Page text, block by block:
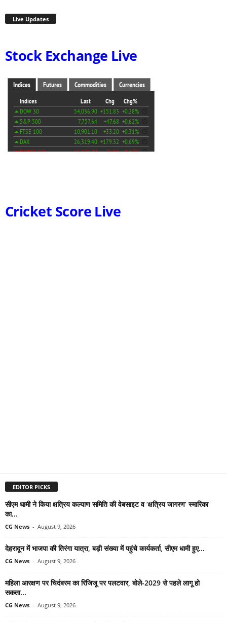
Live Updates
Stock Exchange Live
Cricket Score Live
EDITOR PICKS
सीएम धामी ने किया क्षत्रिय कल्याण समिति की वेबसाइट व ‘क्षत्रिय जागरण’ स्मारिका
का...
CG News - August 9, 2026
देहरादून में भाजपा की तिरंगा यात्रा, बड़ी संख्या में पहुंचे कार्यकर्ता, सीएम धामी हुए...
CG News - August 9, 2026
महिला आरक्षण पर चिदंबरम का रिजिजू पर पलटवार, बोले-2029 से पहले लागू हो
सकता...
CG News - August 9, 2026